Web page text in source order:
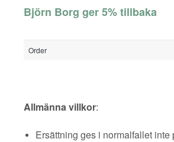
Björn Borg ger 5% tillbaka
Order
Allmänna villkor:
Ersättning ges i normalfallet inte